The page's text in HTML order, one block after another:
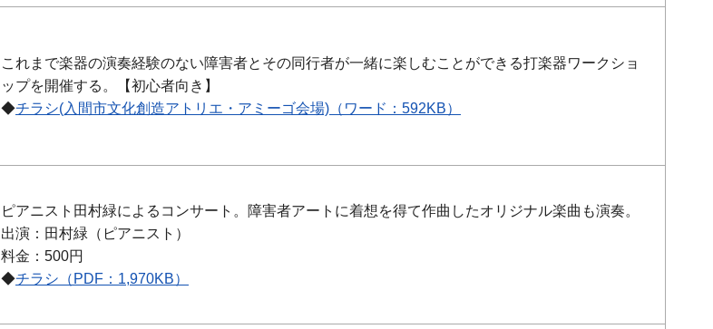
これまで楽器の演奏経験のない障害者とその同行者が一緒に楽しむことができる打楽器ワークショ
ップを開催する。【初心者向き】
◆チラシ(入間市文化創造アトリエ・アミーゴ会場)（ワード：592KB）
ピアニスト田村緑によるコンサート。障害者アートに着想を得て作曲したオリジナル楽曲も演奏。
出演：田村緑（ピアニスト）
料金：500円
◆チラシ（PDF：1,970KB）